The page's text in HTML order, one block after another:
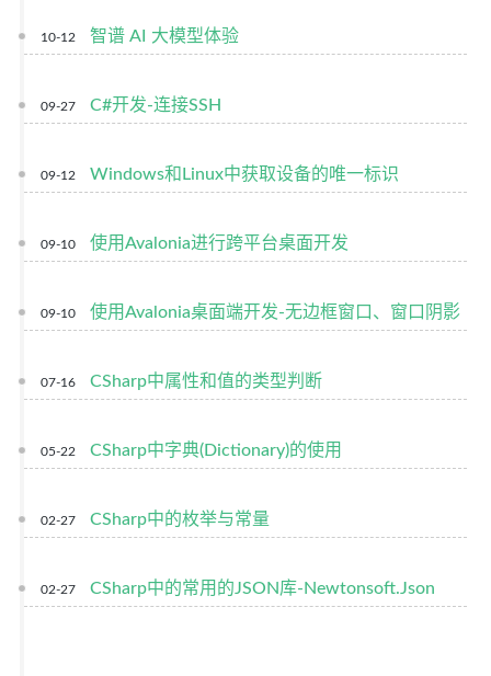
10-12 智谱 AI 大模型体验
09-27 C#开发-连接SSH
09-12 Windows和Linux中获取设备的唯一标识
09-10 使用Avalonia进行跨平台桌面开发
09-10 使用Avalonia桌面端开发-无边框窗口、窗口阴影
07-16 CSharp中属性和值的类型判断
05-22 CSharp中字典(Dictionary)的使用
02-27 CSharp中的枚举与常量
02-27 CSharp中的常用的JSON库-Newtonsoft.Json